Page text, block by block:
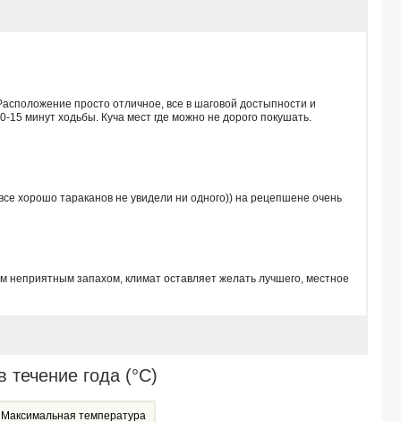
ROYAL PRINCE RESORT PATTAYA 3*
BAAN CHAWENG BEACH RESORT & SPA 3*
PHUKET MARRIOTT RESORT & SPA, NAI YANG BEACH 5*
WEEKENDER RESORT & SPA 3*
просто отличное, все в шаговой достыпности и
минут ходьбы. Куча мест где можно не дорого покушать.
хорошо тараканов не увидели ни одного)) на рецепшене очень
неприятным запахом, климат оставляет желать лучшего, местное
года (°C)
Максимальная температура